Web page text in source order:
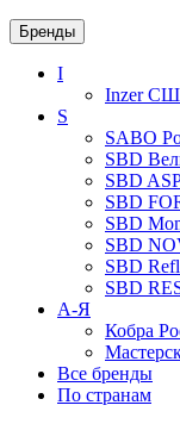
Бренды
I
Inzer
S
SABO
SBD
SBD
SBD
SBD
SBD
SBD
SBD
А-Я
Кобра
Все бренды
По странам